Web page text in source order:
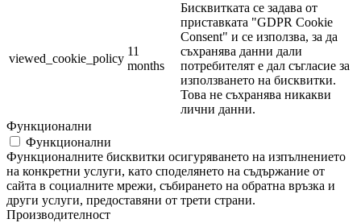
viewed_cookie_policy
11
months
Бисквитката се задава от
приставката "GDPR Cookie
Consent" и се използва, за да
съхранява данни дали
потребителят е дал съгласие за
използването на бисквитки.
Това не съхранява никакви
лични данни.
Функционални
Функционални
Функционалните бисквитки осигуряването на изпълнението
на конкретни услуги, като споделянето на съдържание от
сайта в социалните мрежи, събирането на обратна връзка и
други услуги, предоставяни от трети страни.
Производителност